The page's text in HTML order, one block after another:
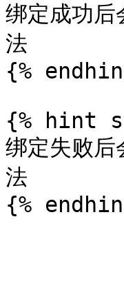
绑定成功
法
{%
{% hint
绑定失败
法